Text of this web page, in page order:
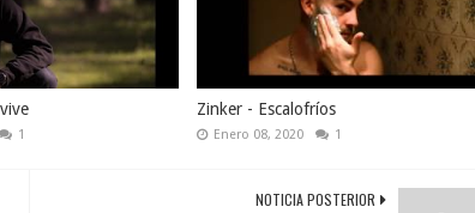
1
Zinker - Escalofríos
Enero 08, 2020 1
NOTICIA POSTERIOR